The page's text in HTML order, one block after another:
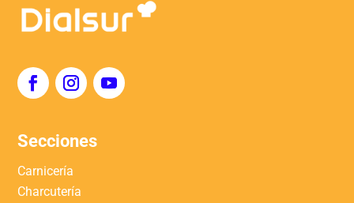
Secciones
Carnicería
Charcutería